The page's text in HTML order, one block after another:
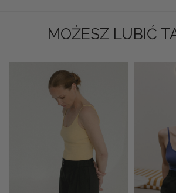
MOŻESZ LUBIĆ